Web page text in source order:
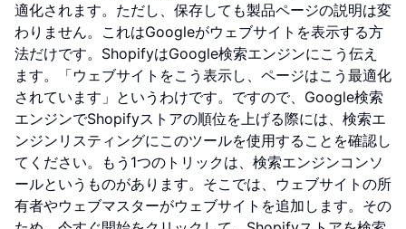
適化されます。ただし、保存しても製品ページの説明は変
わりません。これはGoogleがウェブサイトを表示する方
法だけです。ShopifyはGoogle検索エンジンにこう伝え
ます。「ウェブサイトをこう表示し、ページはこう最適化
されています」というわけです。ですので、Google検索
エンジンでShopifyストアの順位を上げる際には、検索エ
ンジンリスティングにこのツールを使用することを確認し
てください。もう1つのトリックは、検索エンジンコンソ
ールというものがあります。そこでは、ウェブサイトの所
有者やウェブマスターがウェブサイトを追加します。その